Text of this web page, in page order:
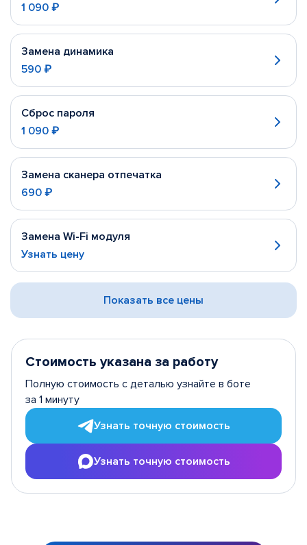
1 090 ₽
Замена динамика
590 ₽
Сброс пароля
1 090 ₽
Замена сканера отпечатка
690 ₽
Замена Wi-Fi модуля
Узнать цену
Показать все цены
Стоимость указана за работу
Полную стоимость с деталью узнайте в боте
за 1 минуту
Узнать точную стоимость
Узнать точную стоимость